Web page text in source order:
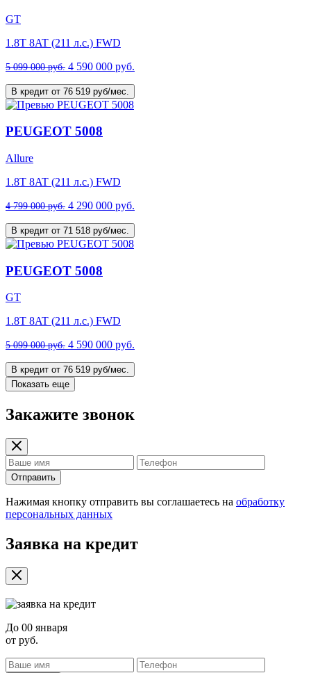
GT
1.8T 8AT (211 л.с.) FWD
5 099 000 руб. 4 590 000 руб.
В кредит от 76 519 руб/мес.
PEUGEOT 5008
Allure
1.8T 8AT (211 л.с.) FWD
4 799 000 руб. 4 290 000 руб.
В кредит от 71 518 руб/мес.
PEUGEOT 5008
GT
1.8T 8AT (211 л.с.) FWD
5 099 000 руб. 4 590 000 руб.
В кредит от 76 519 руб/мес.
Показать еще
Закажите звонок
Отправить
Нажимая кнопку отправить вы соглашаетесь на обработку
персональных данных
Заявка на кредит
До 00 января
от руб.